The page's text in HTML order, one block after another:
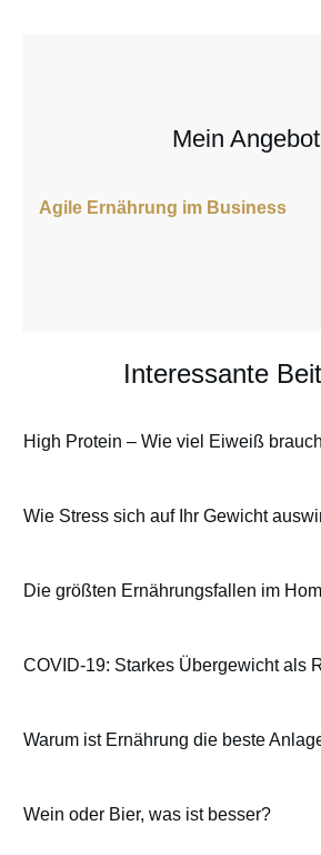
Mein
Agile Ernährung im Business
Interessante
High Protein – Wie viel Eiweiß
Wie Stress sich auf Ihr Gewicht
Die größten Ernährungsfallen im
COVID-19: Starkes Übergewicht als
Warum ist Ernährung die beste
Wein oder Bier, was ist besser?